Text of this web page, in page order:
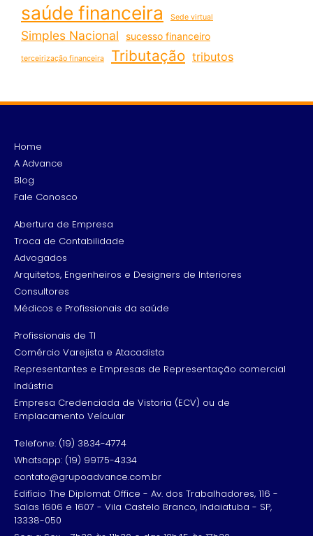
saúde financeira Sede virtual
Simples Nacional sucesso financeiro
terceirização financeira Tributação tributos
Home
A Advance
Blog
Fale Conosco
Abertura de Empresa
Troca de Contabilidade
Advogados
Arquitetos, Engenheiros e Designers de Interiores
Consultores
Médicos e Profissionais da saúde
Profissionais de TI
Comércio Varejista e Atacadista
Representantes e Empresas de Representação comercial
Indústria
Empresa Credenciada de Vistoria (ECV) ou de
Emplacamento Veícular
Telefone: (19) 3834-4774
Whatsapp: (19) 99175-4334
contato@grupoadvance.com.br
Edifício The Diplomat Office - Av. dos Trabalhadores, 116 -
Salas 1606 e 1607 - Vila Castelo Branco, Indaiatuba - SP,
13338-050